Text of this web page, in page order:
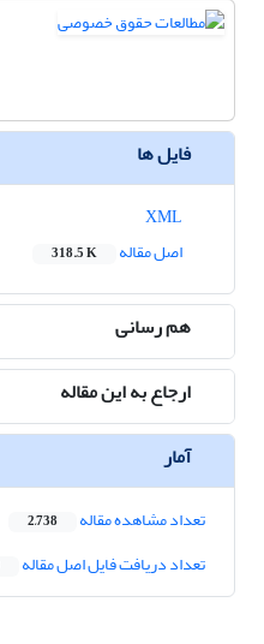
فایل ها
اصل مقاله
318.5 K
هم رسانی
ارجاع به این مقاله
آمار
تعداد مشاهده مقاله 2,738
تعداد دریافت فایل اصل مقاله